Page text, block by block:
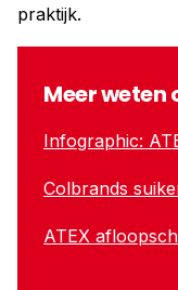
praktijk.
Meer weten
Infographic:
Colbrands
ATEX